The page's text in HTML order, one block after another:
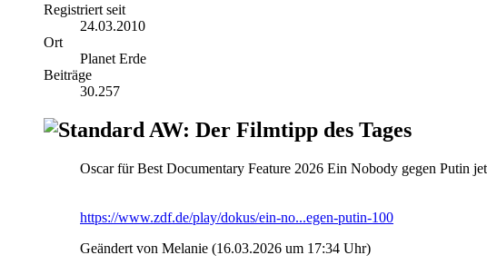
Registriert seit
24.03.2010
Ort
Planet Erde
Beiträge
30.257
AW: Der Filmtipp des Tages
Oscar für Best Documentary Feature 2026 Ein Nobody gegen Putin
https://www.zdf.de/play/dokus/ein-no...egen-putin-100
Geändert von Melanie (16.03.2026 um 17:34 Uhr)